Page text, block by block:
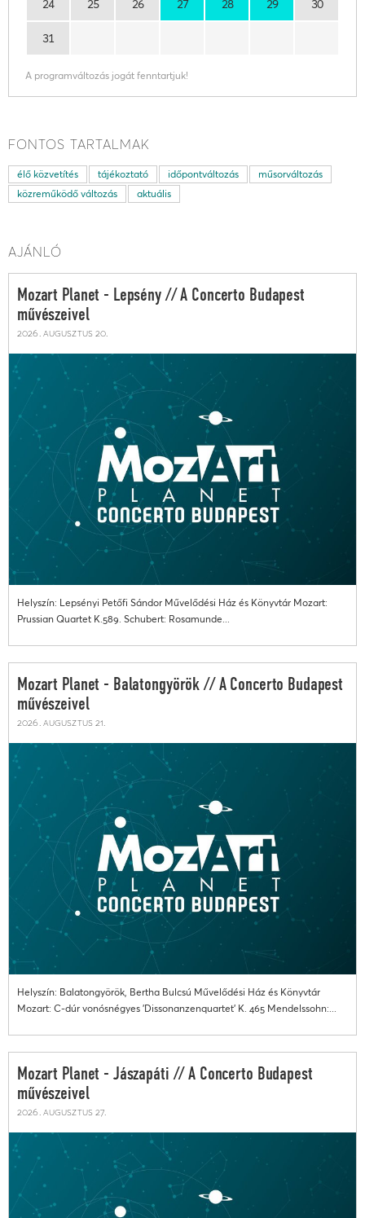
24 25 26 27 28 29 30
31
A programváltozás jogát fenntartjuk!
FONTOS TARTALMAK
élő közvetítés tájékoztató időpontváltozás
műsorváltozás
közreműködő változás
aktuális
AJÁNLÓ
Mozart Planet - Lepsény // A Concerto Budapest
művészeivel
2026. augusztus 20.
Helyszín: Lepsényi Petőfi Sándor Művelődési Ház és Könyvtár Mozart:
Prussian Quartet K.589. Schubert: Rosamunde...
Mozart Planet - Balatongyörök // A Concerto Budapest
művészeivel
2026. augusztus 21.
Helyszín: Balatongyörök, Bertha Bulcsú Művelődési Ház és Könyvtár
Mozart: C-dúr vonósnégyes 'Dissonanzenquartet' K. 465 Mendelssohn:...
Mozart Planet - Jászapáti // A Concerto Budapest
művészeivel
2026. augusztus 27.